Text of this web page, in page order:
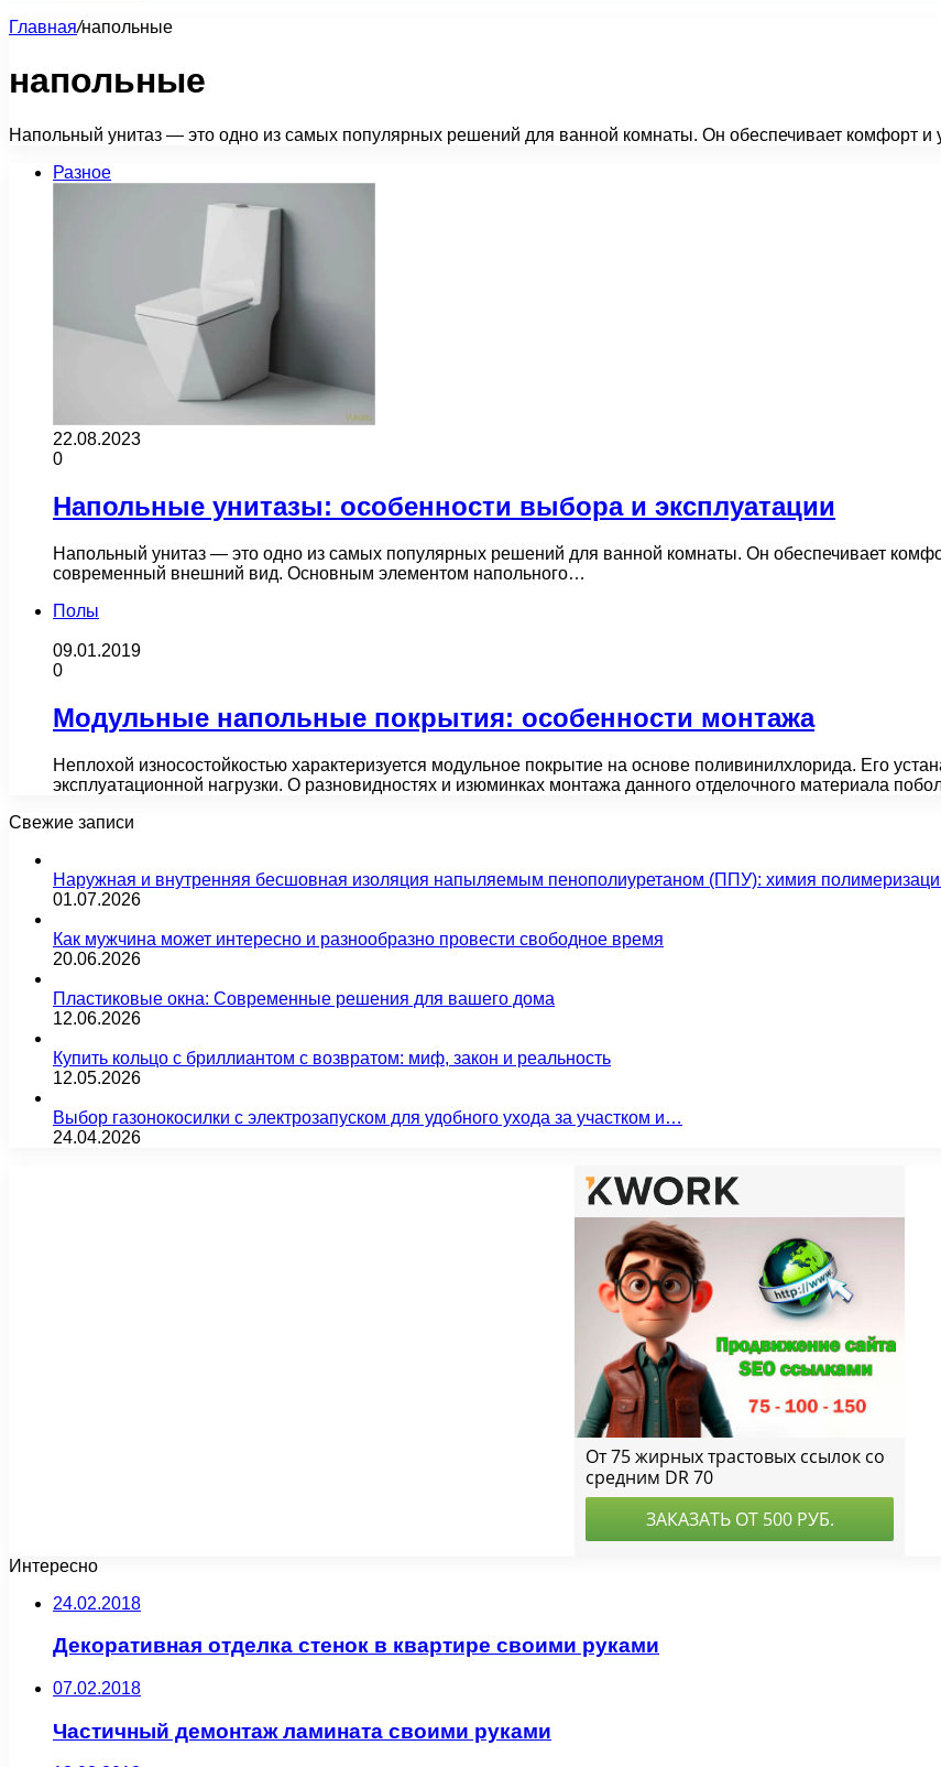
Главная/напольные
напольные
Напольный унитаз — это одно из самых популярных решений для ванной комнаты. Он обеспечивает комфорт и
Разное
22.08.2023
0
Напольные унитазы: особенности выбора и эксплуатации
Напольный унитаз — это одно из самых популярных решений для ванной комнаты. Он обеспечивает
современный внешний вид. Основным элементом напольного…
Полы
09.01.2019
0
Модульные напольные покрытия: особенности монтажа
Неплохой износостойкостью характеризуется модульное покрытие на основе поливинилхлорида. Его
эксплуатационной нагрузки. О разновидностях и изюминках монтажа данного отделочного материала
Свежие записи
Наружная и внутренняя бесшовная изоляция напыляемым пенополиуретаном (ППУ): химия
01.07.2026
Как мужчина может интересно и разнообразно провести свободное время
20.06.2026
Пластиковые окна: Современные решения для вашего дома
12.06.2026
Купить кольцо с бриллиантом с возвратом: миф, закон и реальность
12.05.2026
Выбор газонокосилки с электрозапуском для удобного ухода за участком и…
24.04.2026
Интересно
24.02.2018
Декоративная отделка стенок в квартире своими руками
07.02.2018
Частичный демонтаж ламината своими руками